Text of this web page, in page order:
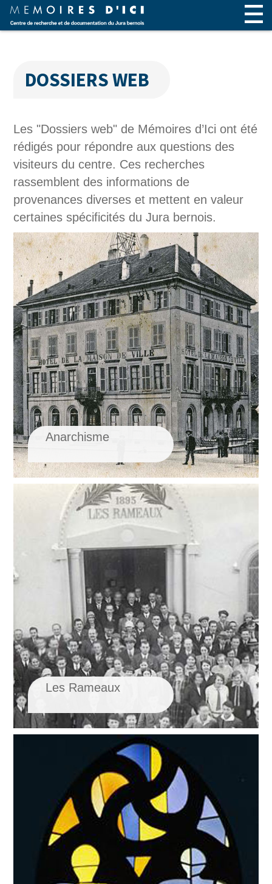
DOSSIERS WEB
Les "Dossiers web" de Mémoires d’Ici ont été
rédigés pour répondre aux questions des
visiteurs du centre. Ces recherches
rassemblent des informations de
provenances diverses et mettent en valeur
certaines spécificités du Jura bernois.
Anarchisme
Les Rameaux